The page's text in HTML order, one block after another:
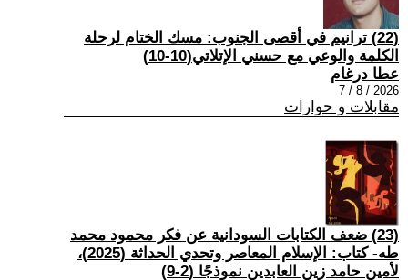
(22) ترانيم في أقصى الجنوب: مسك الختام لرحلة
الكلمة والوعي مع حسني الإتلاتي(10-10)
عطا درغام
2026 / 8 / 7
مقابلات و حوارات
(23) ضعف الكتابات السودانية عن فكر محمود محمد
طه- كتاب: الإسلام المعاصر وتحدي الحداثة (2025)،
لأمين حامد زين العابدين نموذجًا (2-9)